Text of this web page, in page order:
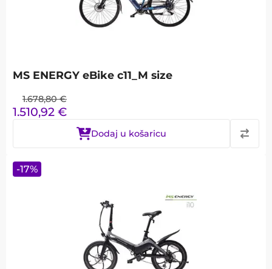
MS ENERGY eBike c11_M size
1.678,80 €
1.510,92 €
Dodaj u košaricu
-17%